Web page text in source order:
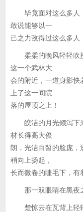
毕竟面对这么多人，
敢说能够以一
己之力敌得过这么多人
柔柔的晚风轻轻吹
这一个武林大
会的附近，一道身影快
上了这一间院
落的屋顶之上！
皎洁的月光倾泻下
材长得高大俊
朗，光洁白皙的脸庞，
稍向上扬起，
长而微卷的睫毛下，有
那一双眼睛在黑夜
楚惊云在瓦背上轻轻